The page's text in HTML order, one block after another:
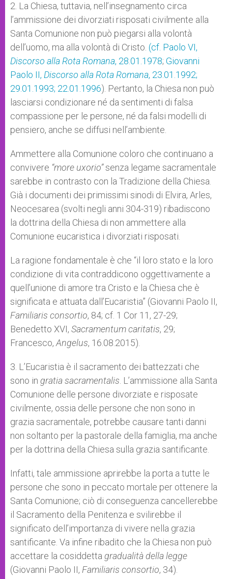
2. La Chiesa, tuttavia, nell’insegnamento circa
l’ammissione dei divorziati risposati civilmente alla
Santa Comunione non può piegarsi alla volontà
dell’uomo, ma alla volontà di Cristo. (cf. Paolo VI,
Discorso alla Rota Romana, 28.01.1978; Giovanni
Paolo II, Discorso alla Rota Romana, 23.01.1992;
29.01.1993; 22.01.1996). Pertanto, la Chiesa non può
lasciarsi condizionare né da sentimenti di falsa
compassione per le persone, né da falsi modelli di
pensiero, anche se diffusi nell’ambiente.
Ammettere alla Comunione coloro che continuano a
convivere “more uxorio”senza legame sacramentale
sarebbe in contrasto con la Tradizione della Chiesa.
Già i documenti dei primissimi sinodi di Elvira, Arles,
Neocesarea (svolti negli anni 304-319) ribadiscono
la dottrina della Chiesa di non ammettere alla
Comunione eucaristica i divorziati risposati.
La ragione fondamentale è che “il loro stato e la loro
condizione di vita contraddicono oggettivamente a
quell’unione di amore tra Cristo e la Chiesa che è
significata e attuata dall’Eucaristia” (Giovanni Paolo II,
Familiaris consortio, 84; cf. 1 Cor 11, 27-29;
Benedetto XVI, Sacramentum caritatis, 29;
Francesco, Angelus, 16.08.2015).
3. L’Eucaristia è il sacramento dei battezzati che
sono in gratia sacramentalis . L’ammissione alla Santa
Comunione delle persone divorziate e risposate
civilmente, ossia delle persone che non sono in
grazia sacramentale, potrebbe causare tanti danni
non soltanto per la pastorale della famiglia, ma anche
per la dottrina della Chiesa sulla grazia santificante.
Infatti, tale ammissione aprirebbe la porta a tutte le
persone che sono in peccato mortale per ottenere la
Santa Comunione; ciò di conseguenza cancellerebbe
il Sacramento della Penitenza e svilirebbe il
significato dell’importanza di vivere nella grazia
santificante. Va infine ribadito che la Chiesa non può
accettare la cosiddetta gradualità della legge
(Giovanni Paolo II, Familiaris consortio, 34).